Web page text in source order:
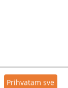
Prihvatam sve